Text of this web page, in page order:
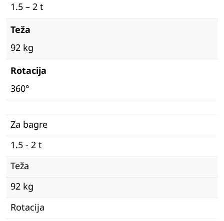
1.5 – 2 t
Teža
92 kg
Rotacija
360°
Za bagre
1.5 - 2 t
Teža
92 kg
Rotacija